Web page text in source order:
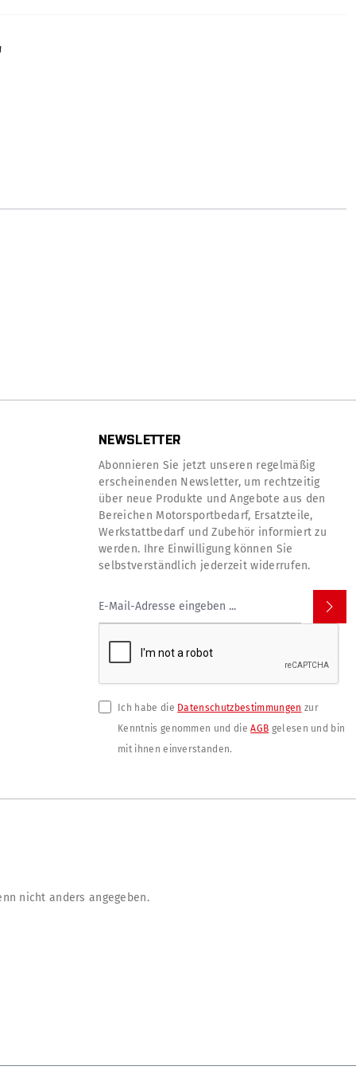
NEWSLETTER
Abonnieren Sie jetzt unseren regelmäßig
erscheinenden Newsletter, um rechtzeitig
über neue Produkte und Angebote aus den
Bereichen Motorsportbedarf, Ersatzteile,
Werkstattbedarf und Zubehör informiert zu
werden. Ihre Einwilligung können Sie
selbstverständlich jederzeit widerrufen.
Ich habe die Datenschutzbestimmungen zur
Kenntnis genommen und dieAGB gelesen und bin
mit ihnen einverstanden.
nicht anders angegeben.